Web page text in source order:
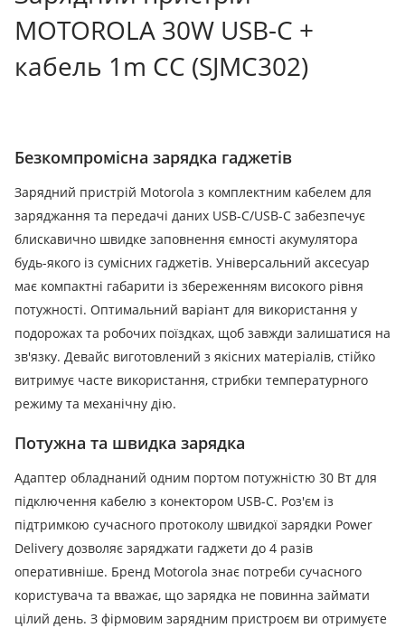
MOTOROLA 30W USB-C +
кабель 1m CC (SJMC302)
Безкомпромісна зарядка гаджетів
Зарядний пристрій Motorola з комплектним кабелем для
заряджання та передачі даних USB-C/USB-C забезпечує
блискавично швидке заповнення ємності акумулятора
будь-якого із сумісних гаджетів. Універсальний аксесуар
має компактні габарити із збереженням високого рівня
потужності. Оптимальний варіант для використання у
подорожах та робочих поїздках, щоб завжди залишатися на
зв'язку. Девайс виготовлений з якісних матеріалів, стійко
витримує часте використання, стрибки температурного
режиму та механічну дію.
Потужна та швидка зарядка
Адаптер обладнаний одним портом потужністю 30 Вт для
підключення кабелю з конектором USB-C. Роз'єм із
підтримкою сучасного протоколу швидкої зарядки Power
Delivery дозволяє заряджати гаджети до 4 разів
оперативніше. Бренд Motorola знає потреби сучасного
користувача та вважає, що зарядка не повинна займати
цілий день. З фірмовим зарядним пристроєм ви отримуєте